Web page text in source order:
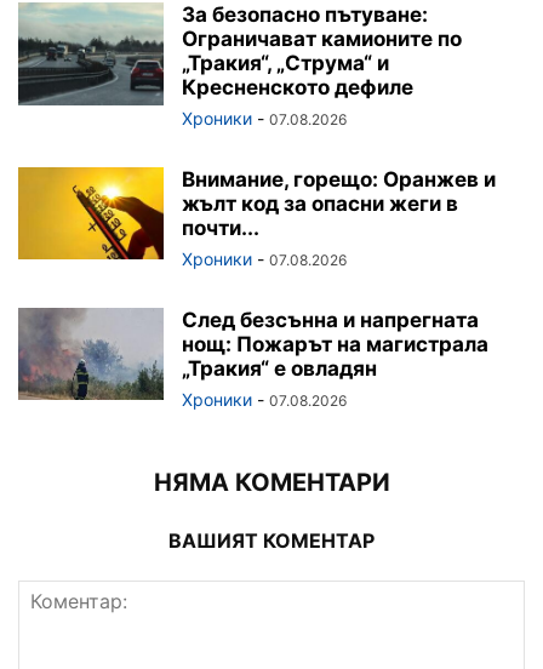
За безопасно пътуване:
Ограничават камионите по
„Тракия“, „Струма“ и
Кресненското дефиле
Хроники - 07.08.2026
Внимание, горещо: Оранжев и
жълт код за опасни жеги в
почти...
Хроники - 07.08.2026
След безсънна и напрегната
нощ: Пожарът на магистрала
„Тракия“ е овладян
Хроники - 07.08.2026
НЯМА КОМЕНТАРИ
ВАШИЯТ КОМЕНТАР